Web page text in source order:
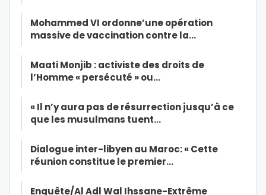
Mohammed VI ordonne’une opération
massive de vaccination contre la…
Maati Monjib : activiste des droits de
l’Homme « persécuté » ou…
« Il n’y aura pas de résurrection jusqu’à ce
que les musulmans tuent…
Dialogue inter-libyen au Maroc: « Cette
réunion constitue le premier…
Enquête/Al Adl Wal Ihssane-Extrême